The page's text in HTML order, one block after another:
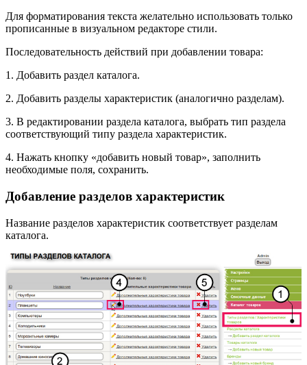
Для форматирования текста желательно использовать только
прописанные в визуальном редакторе стили.
Последовательность действий при добавлении товара:
1. Добавить раздел каталога.
2. Добавить разделы характеристик (аналогично разделам).
3. В редактировании раздела каталога, выбрать тип раздела
соответствующий типу раздела характеристик.
4. Нажать кнопку «добавить новый товар», заполнить
необходимые поля, сохранить.
Добавление разделов характеристик
Название разделов характеристик соответствует разделам
каталога.